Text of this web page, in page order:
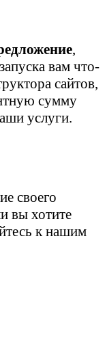
,
вам что-
сайтов,
сумму
услуги.
своего
вы хотите
к нашим